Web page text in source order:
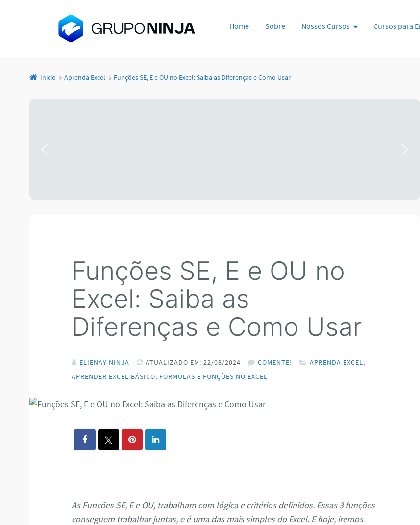
Pular para o conteúdo
Home Sobre Nossos Cursos Cursos para
Início Aprenda Excel Funções SE, E e OU no Excel: Saiba as Diferenças e Como Usar
Funções SE, E e OU no
Excel: Saiba as
Diferenças e Como Usar
ELIENAY NINJA ATUALIZADO EM: 22/08/2024 COMENTE! APRENDA EXCEL,
APRENDER EXCEL BÁSICO, FÓRMULAS E FUNÇÕES NO EXCEL
As Funções SE, E e OU, trabalham com lógica e critérios definidos. Essas 3 funções
conseguem trabalhar juntas, e é uma das mais simples do Excel. E hoje, iremos